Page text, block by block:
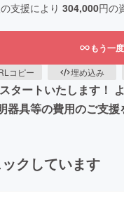
支援により 304,000円の
もう一
コピー 埋め込み
タートいたします！
具等の費用のご支援
クしています